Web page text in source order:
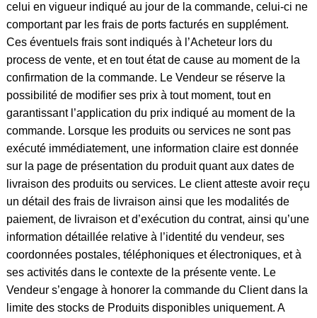
celui en vigueur indiqué au jour de la commande, celui-ci ne
comportant par les frais de ports facturés en supplément.
Ces éventuels frais sont indiqués à l’Acheteur lors du
process de vente, et en tout état de cause au moment de la
confirmation de la commande. Le Vendeur se réserve la
possibilité de modifier ses prix à tout moment, tout en
garantissant l’application du prix indiqué au moment de la
commande. Lorsque les produits ou services ne sont pas
exécuté immédiatement, une information claire est donnée
sur la page de présentation du produit quant aux dates de
livraison des produits ou services. Le client atteste avoir reçu
un détail des frais de livraison ainsi que les modalités de
paiement, de livraison et d’exécution du contrat, ainsi qu’une
information détaillée relative à l’identité du vendeur, ses
coordonnées postales, téléphoniques et électroniques, et à
ses activités dans le contexte de la présente vente. Le
Vendeur s’engage à honorer la commande du Client dans la
limite des stocks de Produits disponibles uniquement. A